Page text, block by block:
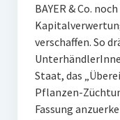
BAYER & Co.
verschaffen. So
Staat, das
Pflanzen-
Fassung